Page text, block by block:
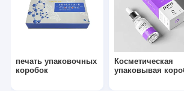
печать упаковочных
коробок
Косметическая
упаковывая